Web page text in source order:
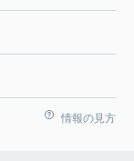
情報の見方